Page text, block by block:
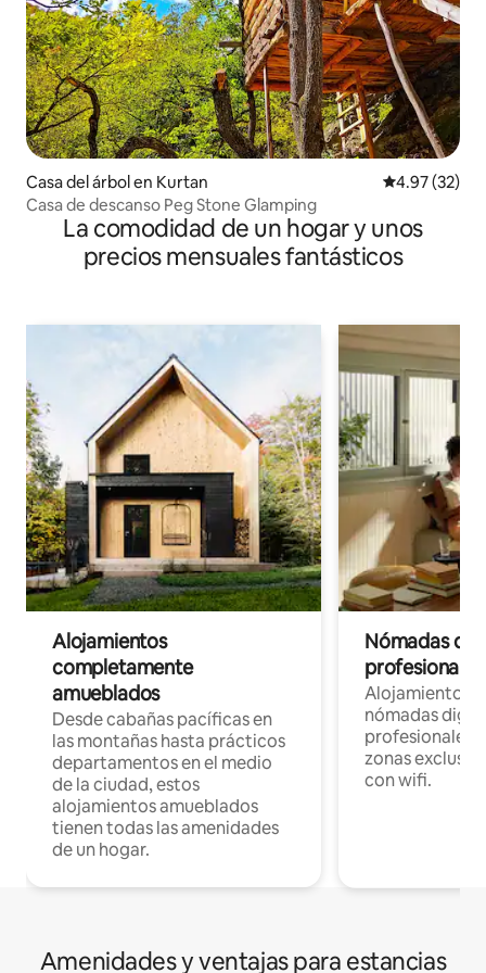
Casa del árbol en Kurtan Calificación
4.97 (32)
Casa de descanso Peg Stone Glamping
La comodidad de un hogar y unos
precios mensuales fantásticos
Alojamientos
completamente
amueblados
Desde cabañas pacíficas en
las montañas hasta prácticos
departamentos en el medio
de la ciudad, estos
alojamientos amueblados
tienen todas las amenidades
de un hogar.
Nómadas
Alojamientos
nómadas
profesionales
zonas
con wifi.
Amenidades y ventajas para estancias